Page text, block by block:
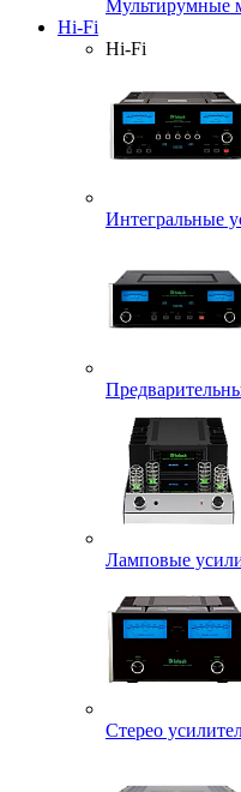
Мультирумные
Hi-Fi
Hi-Fi
Интегральные
Ламповые
Стерео